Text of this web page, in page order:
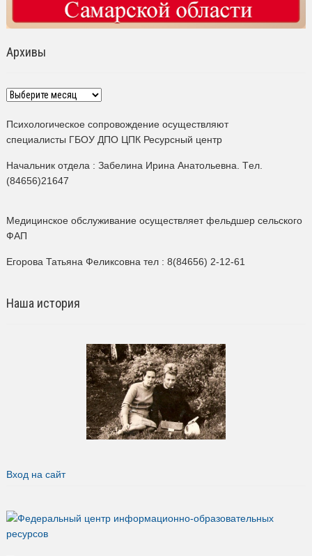
Архивы
Архивы
Психологическое сопровождение осуществляют
специалисты ГБОУ ДПО ЦПК Ресурсный центр
Начальник отдела : Забелина Ирина Анатольевна. Tел.
(84656)21647
Медицинское обслуживание осуществляет фельдшер сельского
ФАП
Егорова Татьяна Феликсовна тел : 8(84656) 2-12-61
Наша история
Вход на сайт